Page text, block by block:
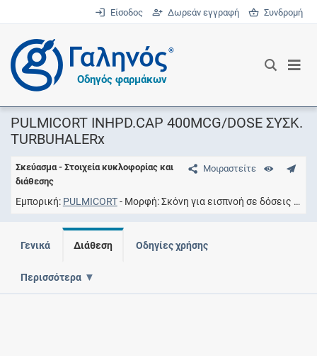
Είσοδος Δωρεάν εγγραφή Συνδρομή
®
Οδηγός φαρμάκων
PULMICORT INHPD.CAP 400MCG/DOSE ΣΥΣΚ.
TURBUHALERx
Μοιραστείτε
Σκεύασμα - Στοιχεία κυκλοφορίας και
διάθεσης
Εμπορική PULMICORT Μορφή Σκόνη για εισπνοή σε δόσεις
Γενικά Διάθεση Οδηγίες χρήσης
Περισσότερα